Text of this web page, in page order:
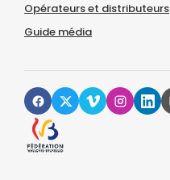
Opérateurs et distributeurs
Guide média